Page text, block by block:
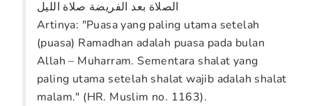
Artinya: "Puasa yang paling utama setelah
(puasa) Ramadhan adalah puasa pada bulan
Allah – Muharram. Sementara shalat yang
paling utama setelah shalat wajib adalah shalat
malam." (HR. Muslim no. 1163).